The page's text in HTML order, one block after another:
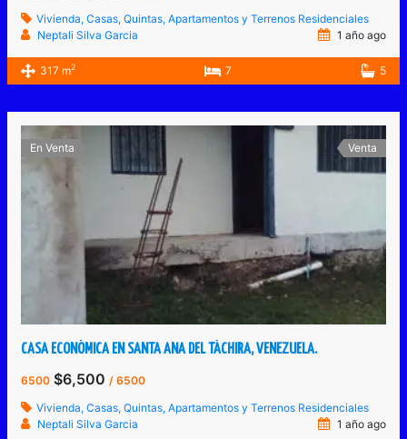
Vivienda, Casas, Quintas, Apartamentos y Terrenos Residenciales
Neptali Silva Garcia
1 año ago
317 m2 7 5
En Venta Venta
CASA ECONÓMICA EN SANTA ANA DEL TÁCHIRA, VENEZUELA.
6500 $6,500 / 6500
Vivienda, Casas, Quintas, Apartamentos y Terrenos Residenciales
Neptali Silva Garcia
1 año ago